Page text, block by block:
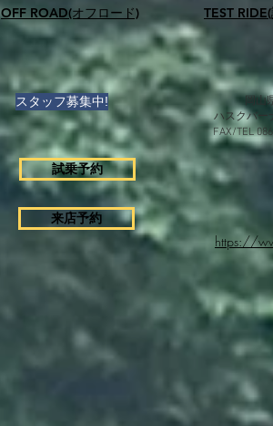
OFF ROAD(オフロード) TEST
スタッフ募集中!
試乗予約
来店予約
岡
ハスクバー
FAX/TEL
https://